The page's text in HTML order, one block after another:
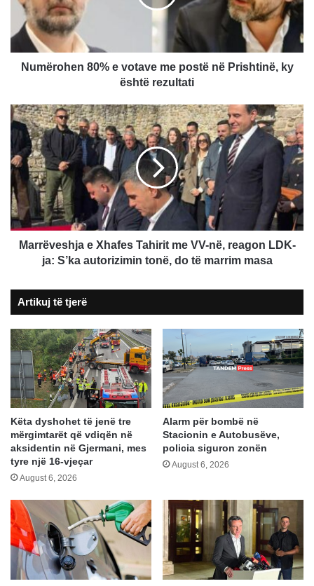
postë
Prishtinë,
ky
ështëNumërohen 80% e votave me postë në Prishtinë, ky
është rezultati
Marrëveshja
e
Xhafes
Tahirit
me
VV-
në,
reagon
LDK-
tonë,
do
të
marrim
masa
Marrëveshja e Xhafes Tahirit me VV-në, reagon LDK-
ja: S’ka autorizimin tonë, do të marrim masa
Artikuj të tjerë
Këta dyshohet të jenë tre
mërgimtarët që vdiqën në
aksidentin në Gjermani, mes
tyre një 16-vjeçar
August 6, 2026
Alarm për bombë në
Stacionin e Autobusëve,
policia siguron zonën
August 6, 2026